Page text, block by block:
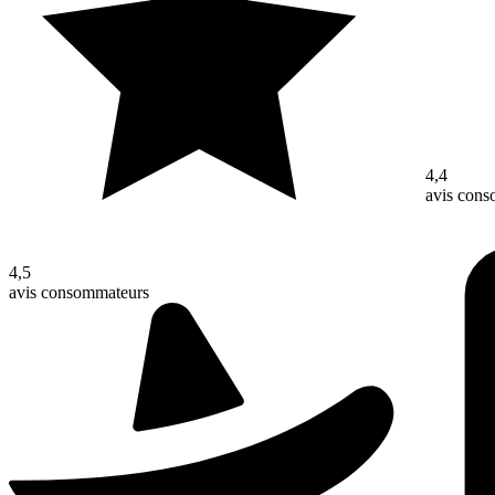
4,5
avis consommateurs
4,4
avis